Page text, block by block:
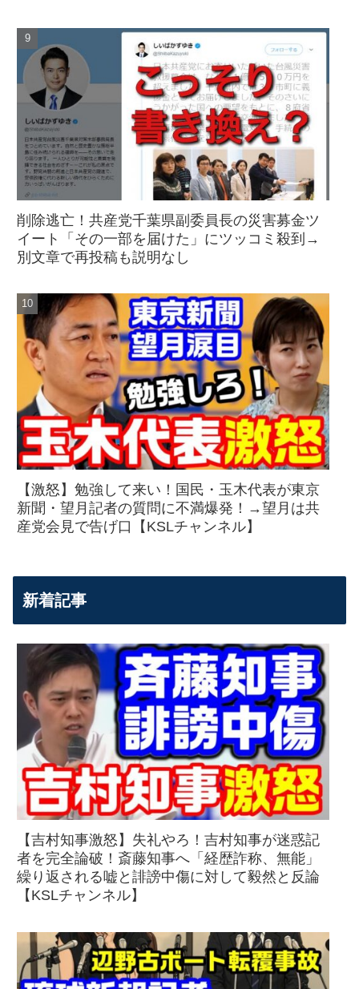
削除逃亡！共産党千葉県副委員長の災害募金ツ
イート「その一部を届けた」にツッコミ殺到→
別文章で再投稿も説明なし
【激怒】勉強して来い！国民・玉木代表が東京
新聞・望月記者の質問に不満爆発！→望月は共
産党会見で告げ口【KSLチャンネル】
新着記事
【吉村知事激怒】失礼やろ！吉村知事が迷惑記
者を完全論破！斎藤知事へ「経歴詐称、無能」
繰り返される嘘と誹謗中傷に対して毅然と反論
【KSLチャンネル】